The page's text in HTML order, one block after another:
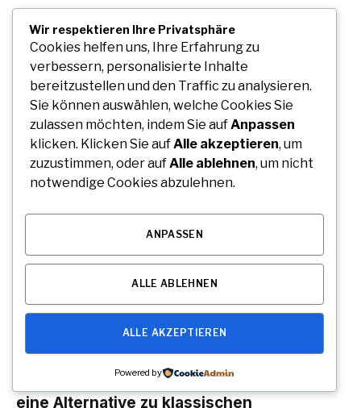
Auto mit Fahrer in Südindien günstig
buchen und flexibel reisen
Marie Lehmann August 6, 2026 0
Südindien ist ein faszinierendes Reiseziel mit einer
außergewöhnlichen Vielfalt an Landschaften, Kulturen und
historischen Sehenswürdigkeiten.…
GESCHÄFT
STIG ROCK Erfahrungen Ist das Konzept
eine Alternative zu klassischen
Wir respektieren Ihre Privatsphäre
Cookies helfen uns, Ihre Erfahrung zu
verbessern, personalisierte Inhalte
bereitzustellen und den Traffic zu analysieren.
Sie können auswählen, welche Cookies Sie
zulassen möchten, indem Sie aufAnpassen
klicken. Klicken Sie aufAlle akzeptieren, um
zuzustimmen, oder aufAlle ablehnen, um nicht
notwendige Cookies abzulehnen.
ANPASSEN
ALLE ABLEHNEN
ALLE AKZEPTIEREN
Powered by